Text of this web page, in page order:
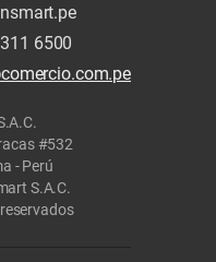
6500
#532
- Perú
S.A.C.